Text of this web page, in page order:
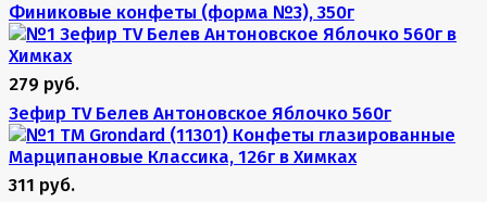
Финиковые конфеты (форма №3), 350г
279 руб.
Зефир TV Белев Антоновское Яблочко 560г
311 руб.